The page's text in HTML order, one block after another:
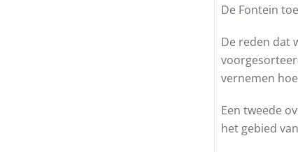
De Fontein
De reden dat
vernemen
Een tweede
het gebied